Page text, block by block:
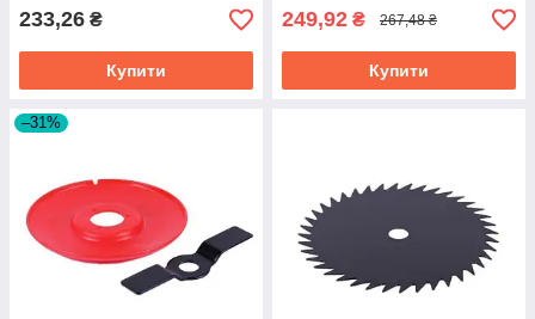
233,26 ₴
Купити
249,92 ₴ 267,48 ₴
Купити
–31%